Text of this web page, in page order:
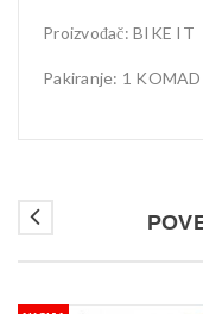
Proizvođač: BIKE IT
Pakiranje: 1 KOMAD